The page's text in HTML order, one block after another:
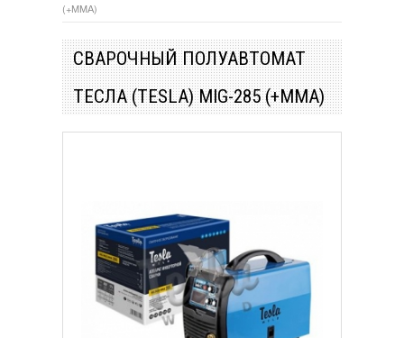
(+ММА)
СВАРОЧНЫЙ ПОЛУАВТОМАТ
ТЕСЛА (TESLA) MIG-285 (+ММА)